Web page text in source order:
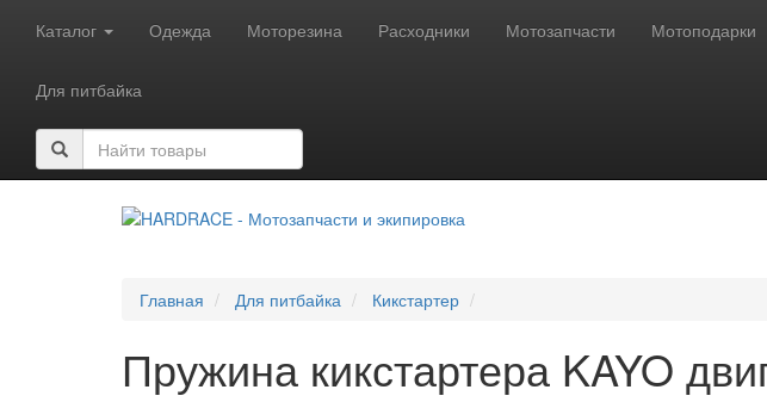
Каталог Одежда Моторезина Расходники Мотозапчасти Мотоподарки
Для питбайка
Главная Для питбайка Кикстартер
Пружина кикстартера KAYO